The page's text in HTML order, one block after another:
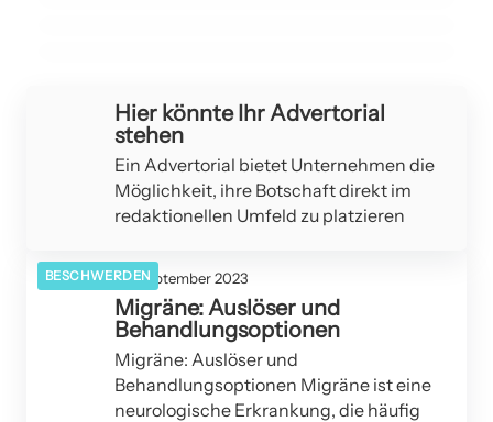
Hier könnte Ihr Advertorial
stehen
Ein Advertorial bietet Unternehmen die
Möglichkeit, ihre Botschaft direkt im
redaktionellen Umfeld zu platzieren
BESCHWERDEN20. September 2023
Migräne: Auslöser und
Behandlungsoptionen
Migräne: Auslöser und
Behandlungsoptionen Migräne ist eine
neurologische Erkrankung, die häufig